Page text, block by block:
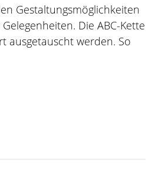
Gestaltungsmöglichkeiten
Die ABC-Kette
ausgetauscht werden. So